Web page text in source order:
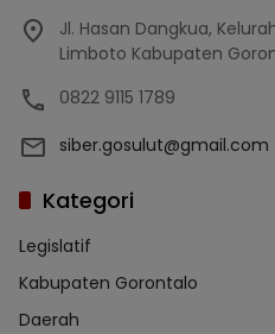
Jl. Hasan Dangkua,
Limboto Kabupaten
0822 9115 1789
siber.gosulut@gmail.com
Kategori
Legislatif
Kabupaten Gorontalo
Daerah